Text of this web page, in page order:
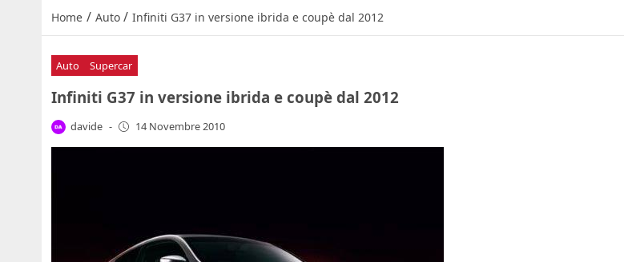
Home / Auto / Infiniti G37 in versione ibrida e coupè dal 2012
Auto Supercar
Infiniti G37 in versione ibrida e coupè dal 2012
davide - 14 Novembre 2010